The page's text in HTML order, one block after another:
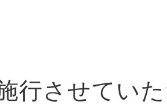
行させてい